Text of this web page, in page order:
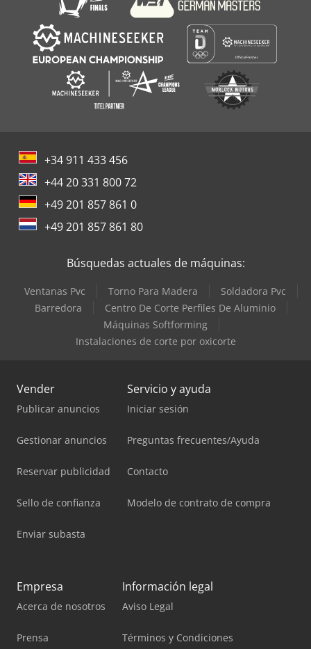
+34 911 433 456
+44 20 331 800 72
+49 201 857 861 0
+49 201 857 861 80
Búsquedas actuales de máquinas:
Ventanas Pvc Torno Para Madera
Soldadora Pvc
Barredora
Centro De Corte Perfiles De Aluminio
Máquinas Softforming
Instalaciones de corte por oxicorte
Vender
Publicar anuncios
Gestionar anuncios
Reservar publicidad
Sello de confianza
Enviar subasta
Servicio y ayuda
Iniciar sesión
Preguntas frecuentes/Ayuda
Contacto
Modelo de contrato de compra
Empresa
Acerca de nosotros
Prensa
Información legal
Aviso Legal
Términos y Condiciones